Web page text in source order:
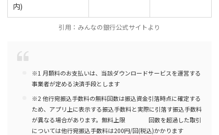
内)
引用：みんなの銀行公式サイトより
※1 月額料のお支払いは、当該ダウンロードサービスを運営する
事業者が定める決済手段とします
※2 他行宛振込手数料の無料回数は振込資金引落時点に確定する
ため、アプリ上に表示する振込手数料と実際に引落す振込手数料
が異なる場合があります。無料上限 回数を超過した取引
については他行宛振込手数料は200円/回(税込)かかります